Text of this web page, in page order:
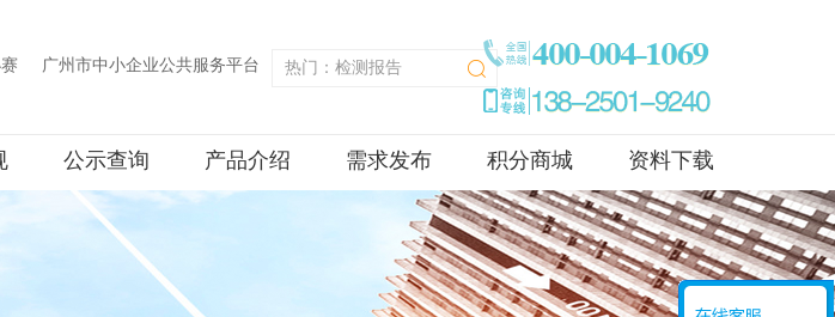
广州市中小企业公共服务平台
公示查询 产品介绍 需求发布 积分商城 资料下载